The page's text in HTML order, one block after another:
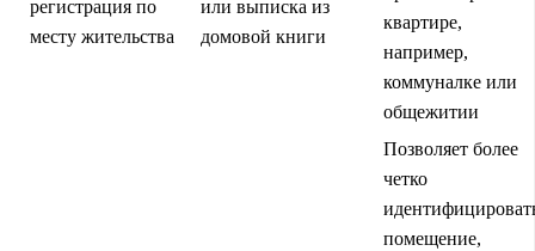
регистрация по
месту жительства
или выписка из
домовой книги
квартире,
например,
коммуналке или
общежитии
Позволяет более
четко
помещение,